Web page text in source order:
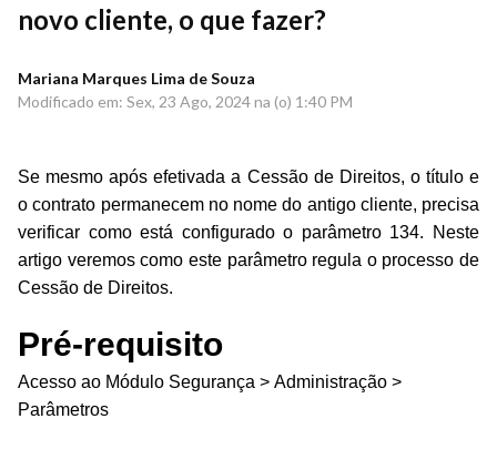
novo cliente, o que fazer?
Mariana Marques Lima de Souza
Modificado em: Sex, 23 Ago, 2024 na (o) 1:40 PM
Se mesmo após efetivada a Cessão de Direitos, o título e
o contrato permanecem no nome do antigo cliente, precisa
verificar como está configurado o parâmetro 134. Neste
artigo veremos como este parâmetro regula o processo de
Cessão de Direitos.
Pré-requisito
Acesso ao Módulo Segurança > Administração >
Parâmetros